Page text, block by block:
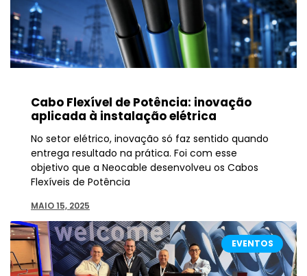
Cabo Flexível de Potência: inovação
aplicada à instalação elétrica
No setor elétrico, inovação só faz sentido quando
entrega resultado na prática. Foi com esse
objetivo que a Neocable desenvolveu os Cabos
Flexíveis de Potência
MAIO 15, 2025
EVENTOS